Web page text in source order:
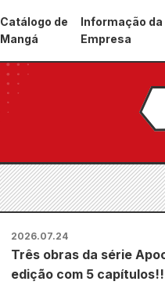
Catálogo de
Mangá
Informação da
Empresa
2026.07.24
Três obras da série
edição com 5